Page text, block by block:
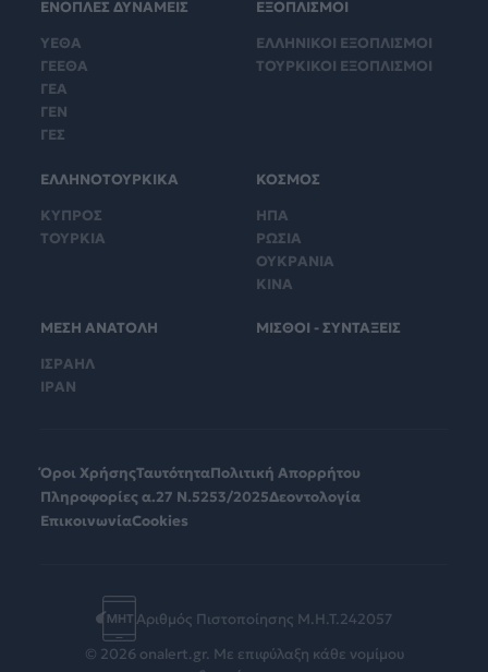
ΕΝΟΠΛΕΣ ΔΥΝΑΜΕΙΣ
ΥΕΘΑ
ΓΕΕΘΑ
ΓΕΑ
ΓΕΝ
ΓΕΣ
ΕΞΟΠΛΙΣΜΟΙ
ΕΛΛΗΝΙΚΟΙ ΕΞΟΠΛΙΣΜΟΙ
ΤΟΥΡΚΙΚΟΙ ΕΞΟΠΛΙΣΜΟΙ
ΕΛΛΗΝΟΤΟΥΡΚΙΚΑ
ΚΥΠΡΟΣ
ΤΟΥΡΚΙΑ
ΚΟΣΜΟΣ
ΗΠΑ
ΡΩΣΙΑ
ΟΥΚΡΑΝΙΑ
ΚΙΝΑ
ΜΕΣΗ ΑΝΑΤΟΛΗ
ΙΣΡΑΗΛ
ΙΡΑΝ
ΜΙΣΘΟΙ - ΣΥΝΤΑΞΕΙΣ
Όροι ΧρήσηςΤαυτότηταΠολιτική Απορρήτου
Πληροφορίες α.27 Ν.5253/2025Δεοντολογία
ΕπικοινωνίαCookies
Αριθμός Πιστοποίησης Μ.Η.Τ.242057
© 2026 onalert.gr. Με επιφύλαξη κάθε νομίμου